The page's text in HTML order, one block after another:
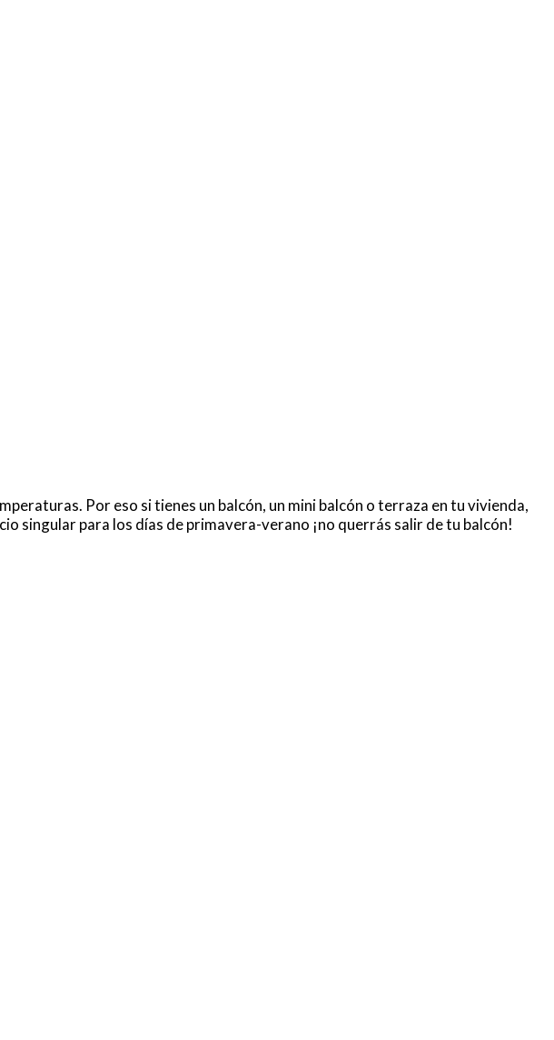
Por eso si tienes un balcón, un mini balcón o terraza en tu vivienda,
singular para los días de primavera-verano ¡no querrás salir de tu balcón!